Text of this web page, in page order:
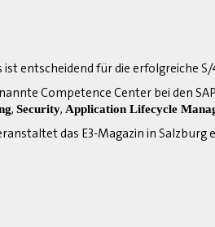
ist entscheidend für die erfolgreiche
Competence Center bei den
, Security, Application Lifecycle
das E3-Magazin in